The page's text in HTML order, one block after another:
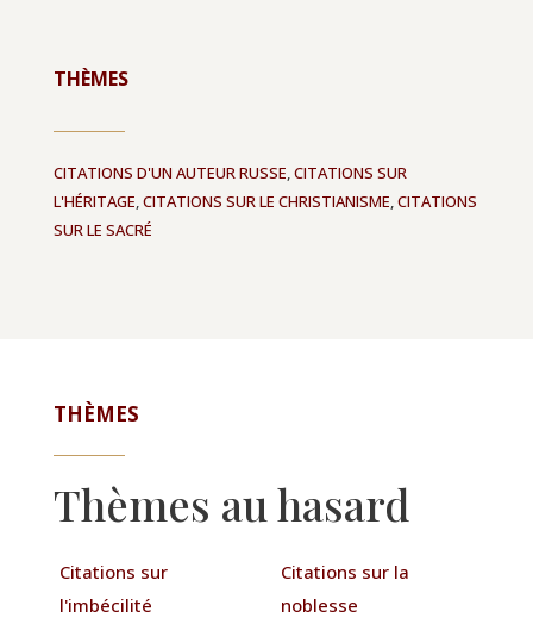
THÈMES
CITATIONS D'UN AUTEUR RUSSE,CITATIONS SUR
L'HÉRITAGE,CITATIONS SUR LE CHRISTIANISME,CITATIONS
SUR LE SACRÉ
THÈMES
Thèmes au hasard
Citations sur
l'imbécilité
Citations sur la
noblesse